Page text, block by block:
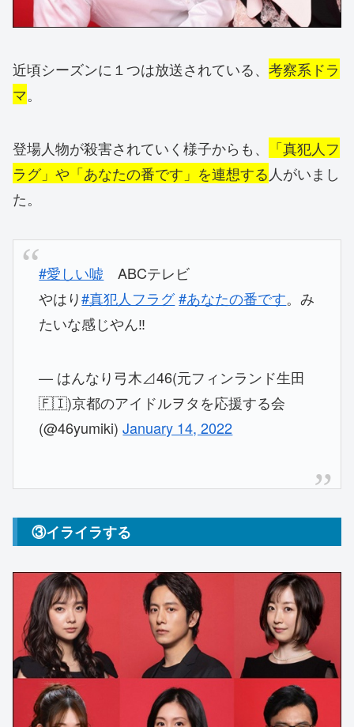
近頃シーズンに１つは放送されている、 考察系ドラ
マ。
登場人物が殺害されていく様子からも、
「真犯人フ
ラグ」や「あなたの番です」を連想する 人がいまし
た。
#愛しい嘘 ABCテレビ
やはり#真犯人フラグ#あなたの番です。み
たいな感じやん‼️
— はんなり弓木⊿46(元フィンランド生田
🇫🇮)京都のアイドルヲタを応援する会
(@46yumiki)January 14, 2022
③イライラする